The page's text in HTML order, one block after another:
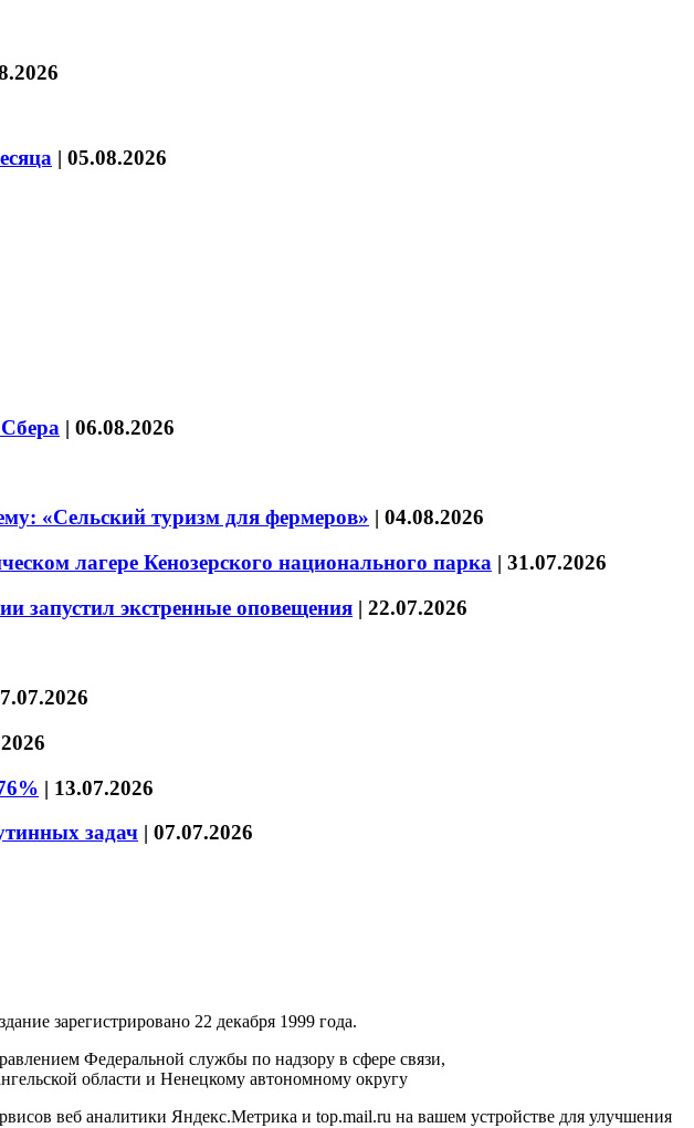
| 05.08.2026
| 06.08.2026
«Сельский туризм для фермеров» | 04.08.2026
лагере Кенозерского национального парка | 31.07.2026
запустил экстренные оповещения | 22.07.2026
| 13.07.2026
задач | 07.07.2026
зарегистрировано 22 декабря 1999 года.
Федеральной службы по надзору в сфере связи,
области и Ненецкому автономному округу
веб аналитики Яндекс.Метрика и top.mail.ru на вашем устройстве для улучшения